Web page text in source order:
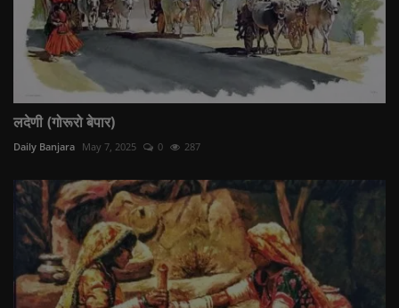
लदेणी (गोरूरो बेपार)
Daily Banjara May 7, 2025 0 287